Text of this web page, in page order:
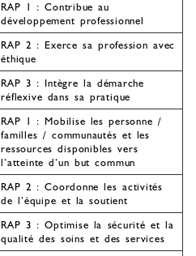
RAP 1 : Contribue au
développement professionnel
RAP 2 : Exerce sa profession avec
éthique
RAP 3 : Intègre la démarche
réflexive dans sa pratique
RAP 1 : Mobilise les personne /
familles / communautés et les
ressources disponibles vers
l’atteinte d’un but commun
RAP 2 : Coordonne les activités
de l’équipe et la soutient
RAP 3 : Optimise la sécurité et la
qualité des soins et des services